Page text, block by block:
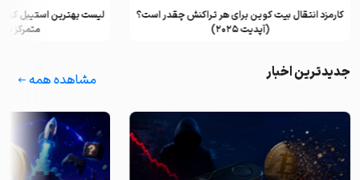
کارمزد انتقال بیت کوین برای هر تراکنش چقدر است؟
(آپدیت ۲۰۲۵)
لیست بهترین استیبل
متمرکز در
جدیدترین اخبار مشاهده همه